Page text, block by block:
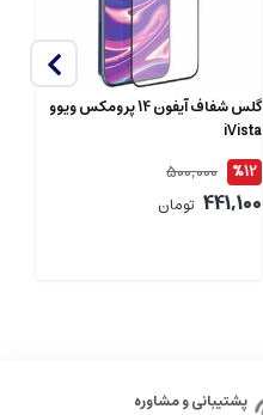
گلس شفاف آیفون 14 پرومکس ویوو
iVista
%12
500,000
441,100 تومان
پشتیبانی و مشاوره